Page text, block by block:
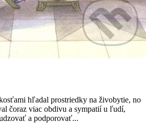
hľadal prostriedky na živobytie, no
čoraz viac obdivu a sympatií u ľudí,
a podporovať...